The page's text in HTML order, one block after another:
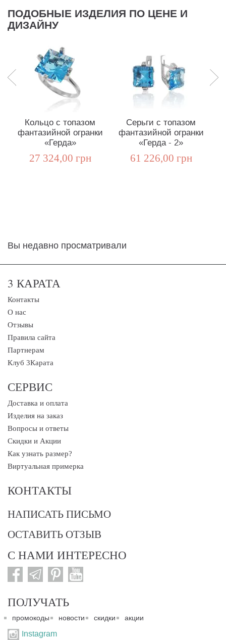
ПОДОБНЫЕ ИЗДЕЛИЯ ПО ЦЕНЕ И
ДИЗАЙНУ
Кольцо с топазом
фантазийной огранки
«Герда»
27 324,00 грн
Серьги с топазом
фантазийной огранки
«Герда - 2»
61 226,00 грн
Вы недавно просматривали
3 КАРАТА
Контакты
О нас
Отзывы
Правила сайта
Партнерам
Клуб 3Карата
СЕРВИС
Доставка и оплата
Изделия на заказ
Вопросы и ответы
Скидки и Акции
Как узнать размер?
Виртуальная примерка
КОНТАКТЫ
НАПИСАТЬ ПИСЬМО
ОСТАВИТЬ ОТЗЫВ
С НАМИ ИНТЕРЕСНО
ПОЛУЧАТЬ
промокоды новости скидки акции
Instagram